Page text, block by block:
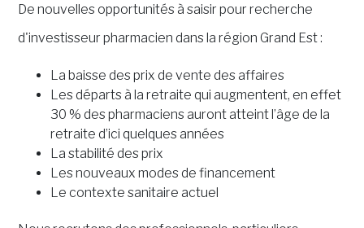
De nouvelles opportunités à saisir pour recherche
d'investisseur pharmacien dans la région Grand Est :
La baisse des prix de vente des affaires
Les départs à la retraite qui augmentent, en effet
30 % des pharmaciens auront atteint l’âge de la
retraite d’ici quelques années
La stabilité des prix
Les nouveaux modes de financement
Le contexte sanitaire actuel